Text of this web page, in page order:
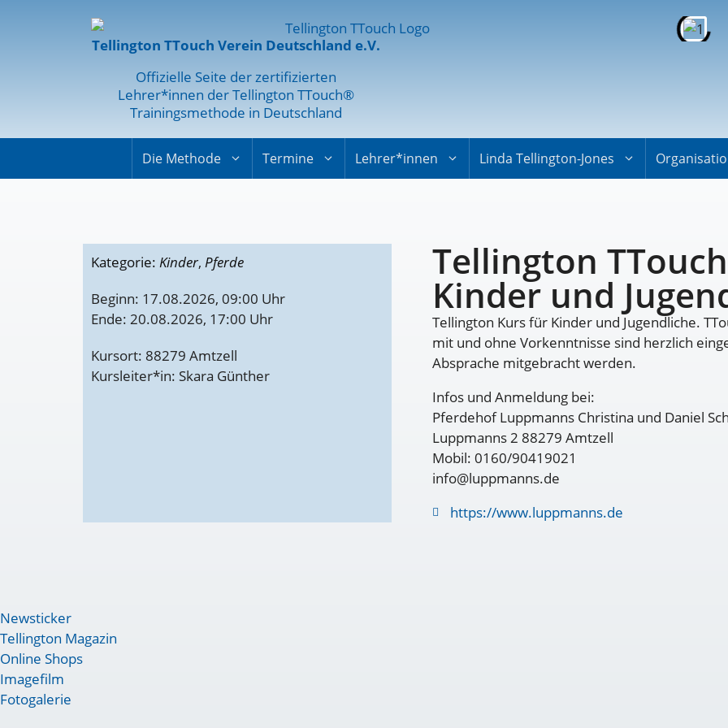
Tellington TTouch Verein Deutschland e.V.
Offizielle Seite der zertifizierten
Lehrer*innen der Tellington TTouch®
Trainingsmethode in Deutschland
Die Methode Termine Lehrer*innen Linda Tellington-Jones
Kategorie: Kinder, Pferde
Beginn: 17.08.2026, 09:00 Uhr
Ende: 20.08.2026, 17:00 Uhr
Kursort: 88279 Amtzell
Kursleiter*in: Skara Günther
Tellington
Kinder und
Tellington Kurs für Kinder und Jugendliche.
mit und ohne Vorkenntnisse sind herzlich
Absprache mitgebracht werden.
Infos und Anmeldung bei:
Pferdehof Luppmanns Christina und Daniel
Luppmanns 2 88279 Amtzell
Mobil: 0160/90419021
info@luppmanns.de
https://www.luppmanns.de
Newsticker
Tellington Magazin
Online Shops
Imagefilm
Fotogalerie